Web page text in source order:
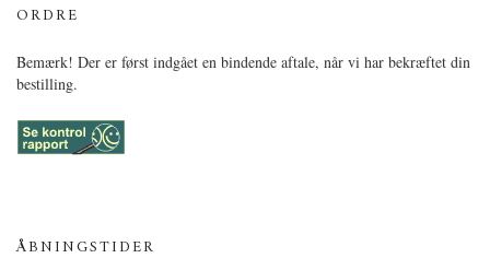
ORDRE
Bemærk! Der er først indgået en bindende aftale, når vi har bekræftet din
bestilling.
ÅBNINGSTIDER